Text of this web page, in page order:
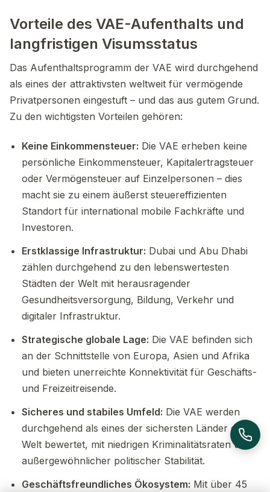
Vorteile des VAE-Aufenthalts und
langfristigen Visumsstatus
Das Aufenthaltsprogramm der VAE wird durchgehend
als eines der attraktivsten weltweit für vermögende
Privatpersonen eingestuft – und das aus gutem Grund.
Zu den wichtigsten Vorteilen gehören:
Keine Einkommensteuer: Die VAE erheben keine
persönliche Einkommensteuer, Kapitalertragsteuer
oder Vermögensteuer auf Einzelpersonen – dies
macht sie zu einem äußerst steuereffizienten
Standort für international mobile Fachkräfte und
Investoren.
Erstklassige Infrastruktur: Dubai und Abu Dhabi
zählen durchgehend zu den lebenswertesten
Städten der Welt mit herausragender
Gesundheitsversorgung, Bildung, Verkehr und
digitaler Infrastruktur.
Strategische globale Lage: Die VAE befinden sich
an der Schnittstelle von Europa, Asien und Afrika
und bieten unerreichte Konnektivität für Geschäfts-
und Freizeitreisende.
Sicheres und stabiles Umfeld: Die VAE werden
durchgehend als eines der sichersten Länder der
Welt bewertet, mit niedrigen Kriminalitätsraten und
außergewöhnlicher politischer Stabilität.
Geschäftsfreundliches Ökosystem: Mit über 45